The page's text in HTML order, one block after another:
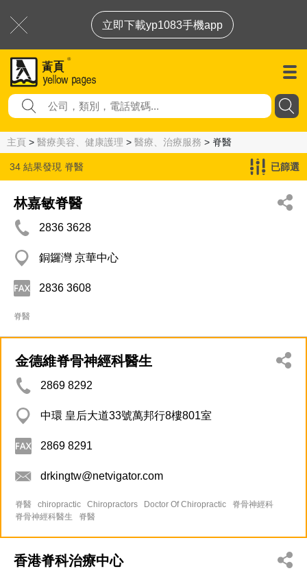
立即下載yp1083手機app
主頁 > 醫療美容、健康護理 > 醫療、治療服務 > 脊醫
34 結果發現 脊醫 已篩選
林嘉敏脊醫
2836 3628
銅鑼灣 京華中心
2836 3608
脊醫
金德維脊骨神經科醫生
2869 8292
中環 皇后大道33號萬邦行8樓801室
2869 8291
drkingtw@netvigator.com
脊醫 chiropractic Chiropractors Doctor Of Chiropractic
脊骨神經科
脊骨神經科醫生
脊醫
香港脊科治療中心